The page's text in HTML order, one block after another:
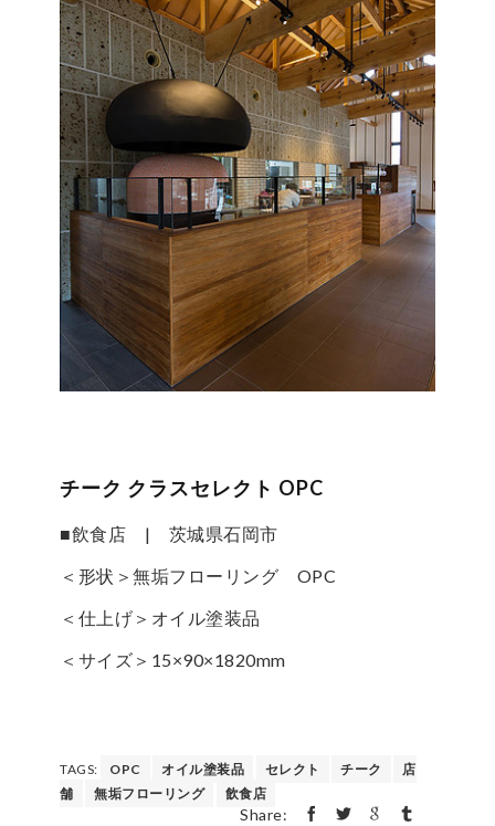
チーク クラスセレクト OPC
■飲食店 | 茨城県石岡市
＜形状＞無垢フローリング OPC
＜仕上げ＞オイル塗装品
＜サイズ＞15×90×1820mm
TAGS: OPC オイル塗装品 セレクト チーク
店
舗
無垢フローリング 飲食店
Share: